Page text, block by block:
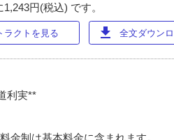
円(税込) です。
ラクトを見る download 全文ダウン
利実**
金制は基本料金に含まれます。